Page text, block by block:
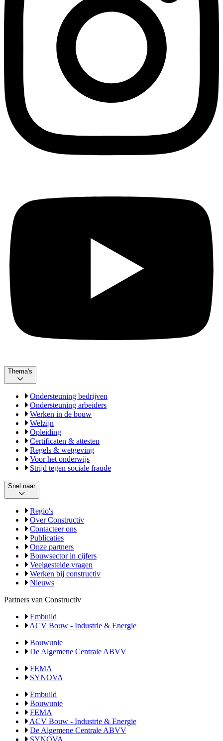
Thema's
Ondersteuning bedrijven
Ondersteuning arbeiders
Werken in de bouw
Welzijn
Opleiding
Certificaten & attesten
Regels & wetgeving
Voor het onderwijs
Strijd tegen sociale fraude
Snel naar
Regio's
Over Constructiv
Contacteer ons
Publicaties
Onze partners
Bouwsector in cijfers
Veelgestelde vragen
Werken bij constructiv
Nieuws
Partners van Constructiv
Embuild
ACV Bouw - Industrie & Energie
Bouwunie
De Algemene Centrale ABVV
FEMA
SYNOVA
Embuild
Bouwunie
FEMA
ACV Bouw - Industrie & Energie
De Algemene Centrale ABVV